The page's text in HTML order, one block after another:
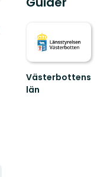
Västerbottens
län